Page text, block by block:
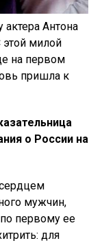
Антона
милой
на первом
пришла к
о России на
мужчин,
первому ее
для